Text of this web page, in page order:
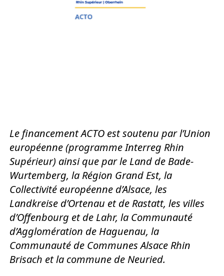
Le financement ACTO est soutenu par l’Union
européenne (programme Interreg Rhin
Supérieur) ainsi que par le Land de Bade-
Wurtemberg, la Région Grand Est, la
Collectivité européenne d’Alsace, les
Landkreise d’Ortenau et de Rastatt, les villes
d’Offenbourg et de Lahr, la Communauté
d’Agglomération de Haguenau, la
Communauté de Communes Alsace Rhin
Brisach et la commune de Neuried.